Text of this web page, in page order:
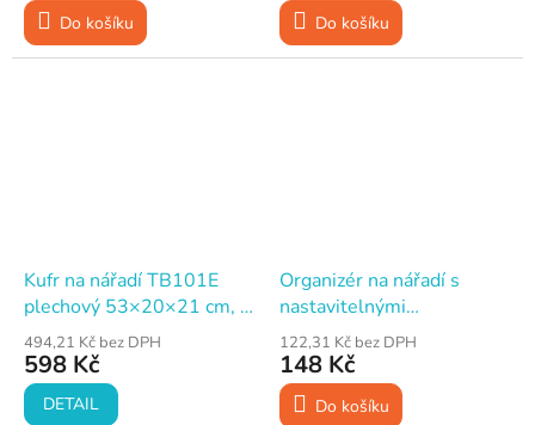
Do košíku Do košíku
Kufr na nářadí TB101E
plechový 53×20×21 cm, 5
dílný
494,21 Kč bez DPH
598 Kč
DETAIL
Organizér na nářadí s
nastavitelnými
přihrádkami, plast,
390x290x65mm,
KISTENBERG NOR 16
122,31 Kč bez DPH
148 Kč
Do košíku